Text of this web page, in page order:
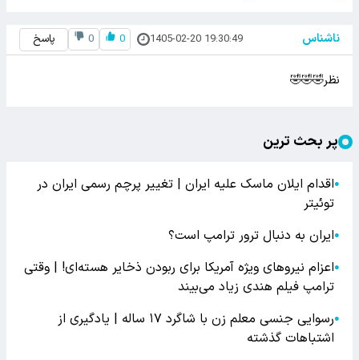
ناشناس 1405-02-20 19:30:49
0
0 پاسخ
نظر🤣🤣🤣
پر بحث ترین
●اقدام ایلان ماسک علیه ایران | تغییر پرچم رسمی ایران در
توئیتر
●ایران به دنبال ترور ترامپ است؟
●اعزام نیروهای ویژه آمریکا برای ربودن ذخایر هسته‌ای! | وقتی
ترامپ فیلم هندی زیاد می‌بیند
●
رسوایی جنسی معلم زن با شاگرد ۱۷ ساله | یادگیری از
اشتباهات گذشته